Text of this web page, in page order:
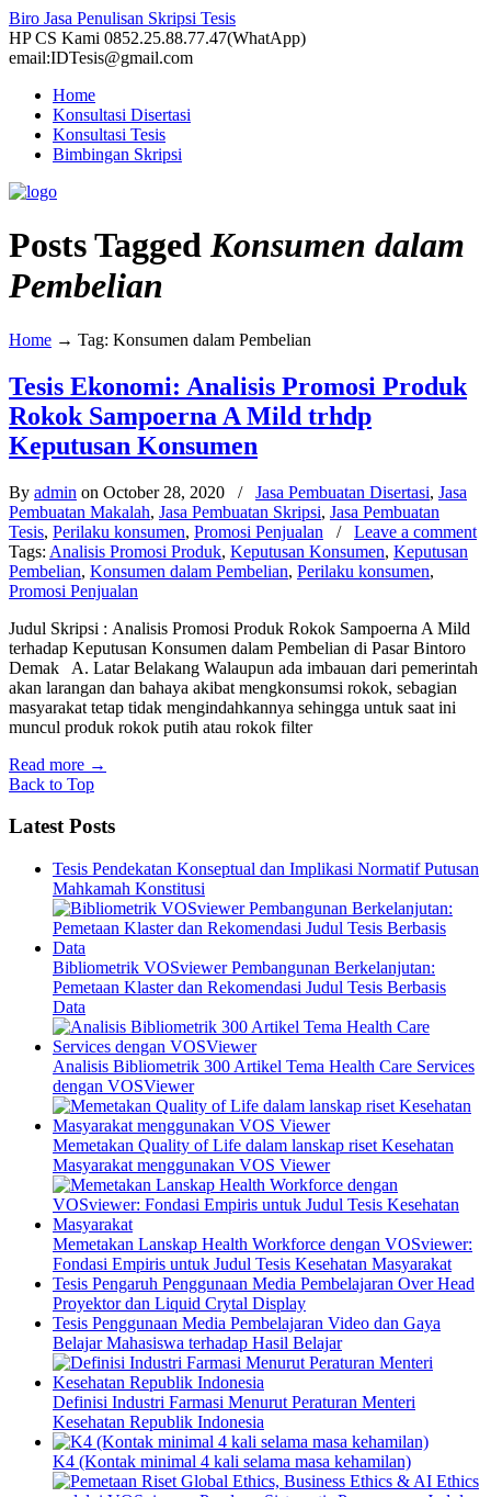
Biro Jasa Penulisan Skripsi Tesis
HP CS Kami 0852.25.88.77.47(WhatApp)
email:IDTesis@gmail.com
Home
Konsultasi Disertasi
Konsultasi Tesis
Bimbingan Skripsi
Posts TaggedKonsumen dalam
Pembelian
Home → Tag: Konsumen dalam Pembelian
Tesis Ekonomi: Analisis Promosi Produk
Rokok Sampoerna A Mild trhdp
Keputusan Konsumen
By admin on October 28, 2020 / Jasa Pembuatan Disertasi, Jasa
Pembuatan Makalah, Jasa Pembuatan Skripsi, Jasa Pembuatan
Tesis, Perilaku konsumen, Promosi Penjualan / Leave a comment
Tags: Analisis Promosi Produk, Keputusan Konsumen, Keputusan
Pembelian, Konsumen dalam Pembelian, Perilaku konsumen,
Promosi Penjualan
Judul Skripsi : Analisis Promosi Produk Rokok Sampoerna A Mild
terhadap Keputusan Konsumen dalam Pembelian di Pasar Bintoro
Demak A. Latar Belakang Walaupun ada imbauan dari pemerintah
akan larangan dan bahaya akibat mengkonsumsi rokok, sebagian
masyarakat tetap tidak mengindahkannya sehingga untuk saat ini
muncul produk rokok putih atau rokok filter
Read more →
Back to Top
Latest Posts
Tesis Pendekatan Konseptual dan Implikasi Normatif Putusan
Mahkamah Konstitusi
Bibliometrik VOSviewer Pembangunan Berkelanjutan:
Pemetaan Klaster dan Rekomendasi Judul Tesis Berbasis
Data
Analisis Bibliometrik 300 Artikel Tema Health Care Services
dengan VOSViewer
Memetakan Quality of Life dalam lanskap riset Kesehatan
Masyarakat menggunakan VOS Viewer
Memetakan Lanskap Health Workforce dengan VOSviewer:
Fondasi Empiris untuk Judul Tesis Kesehatan Masyarakat
Tesis Pengaruh Penggunaan Media Pembelajaran Over Head
Proyektor dan Liquid Crytal Display
Tesis Penggunaan Media Pembelajaran Video dan Gaya
Belajar Mahasiswa terhadap Hasil Belajar
Definisi Industri Farmasi Menurut Peraturan Menteri
Kesehatan Republik Indonesia
K4 (Kontak minimal 4 kali selama masa kehamilan)